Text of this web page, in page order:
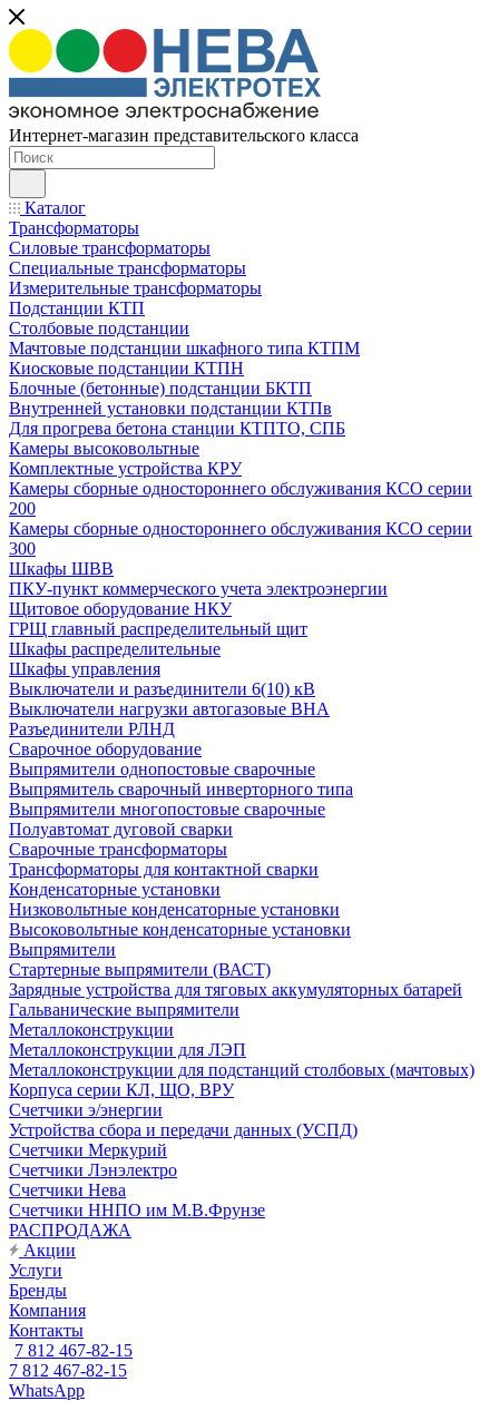
Интернет-магазин представительского класса
Каталог
Трансформаторы
Силовые трансформаторы
Специальные трансформаторы
Измерительные трансформаторы
Подстанции КТП
Столбовые подстанции
Мачтовые подстанции шкафного типа КТПМ
Киосковые подстанции КТПН
Блочные (бетонные) подстанции БКТП
Внутренней установки подстанции КТПв
Для прогрева бетона станции КТПТО, СПБ
Камеры высоковольтные
Комплектные устройства КРУ
Камеры сборные одностороннего обслуживания КСО серии
200
Камеры сборные одностороннего обслуживания КСО серии
300
Шкафы ШВВ
ПКУ-пункт коммерческого учета электроэнергии
Щитовое оборудование НКУ
ГРЩ главный распределительный щит
Шкафы распределительные
Шкафы управления
Выключатели и разъединители 6(10) кВ
Выключатели нагрузки автогазовые ВНА
Разъединители РЛНД
Сварочное оборудование
Выпрямители однопостовые сварочные
Выпрямитель сварочный инверторного типа
Выпрямители многопостовые сварочные
Полуавтомат дуговой сварки
Сварочные трансформаторы
Трансформаторы для контактной сварки
Конденсаторные установки
Низковольтные конденсаторные установки
Высоковольтные конденсаторные установки
Выпрямители
Стартерные выпрямители (ВАСТ)
Зарядные устройства для тяговых аккумуляторных батарей
Гальванические выпрямители
Металлоконструкции
Металлоконструкции для ЛЭП
Металлоконструкции для подстанций столбовых (мачтовых)
Корпуса серии КЛ, ЩО, ВРУ
Счетчики э/энергии
Устройства сбора и передачи данных (УСПД)
Счетчики Меркурий
Счетчики Лэнэлектро
Счетчики Нева
Счетчики ННПО им М.В.Фрунзе
РАСПРОДАЖА
Акции
Услуги
Бренды
Компания
Контакты
7 812 467-82-15
7 812 467-82-15
WhatsApp